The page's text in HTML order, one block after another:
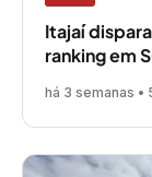
Itajaí
ranking em
há 3 semanas •